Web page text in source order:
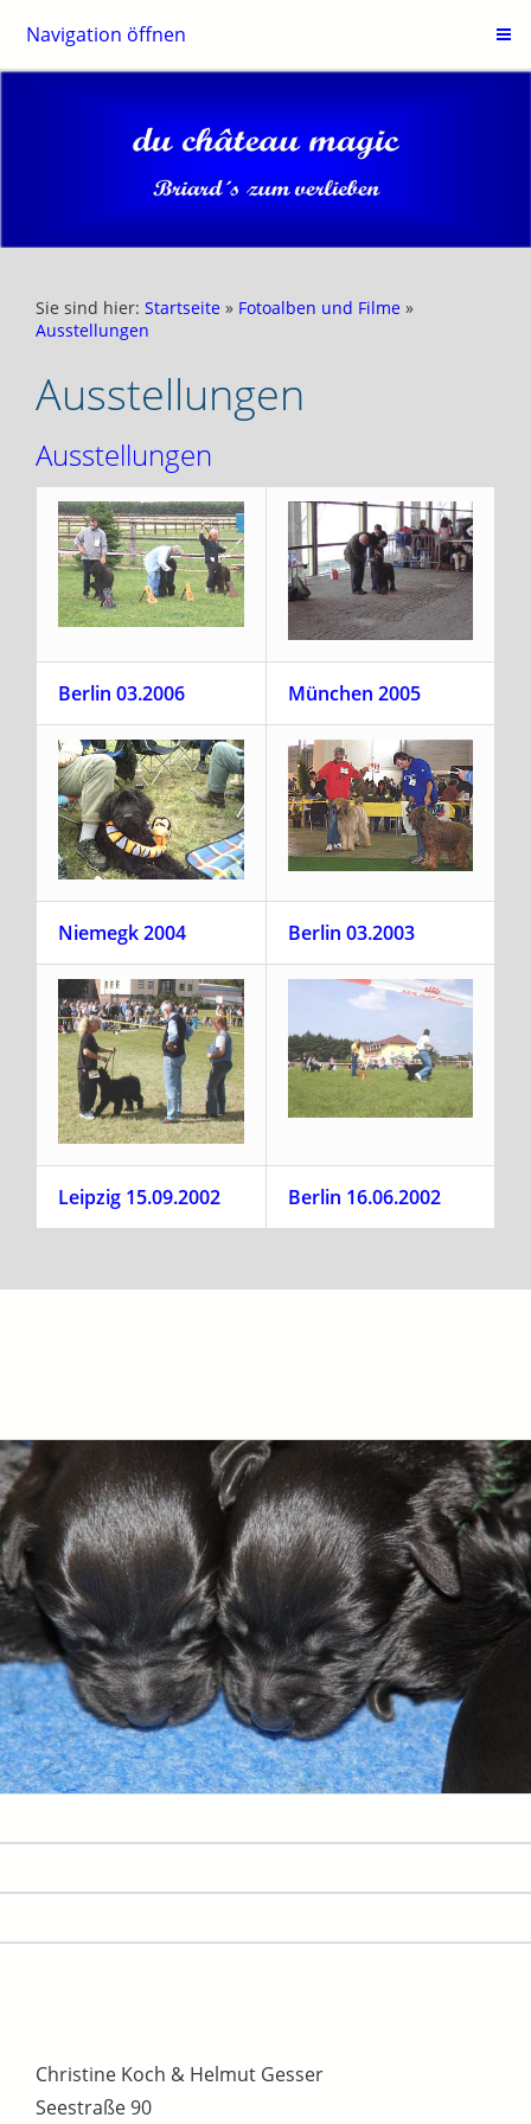
Navigation öffnen
Sie sind hier: Startseite » Fotoalben und Filme »
Ausstellungen
Ausstellungen
Ausstellungen
Berlin 03.2006 München 2005
Niemegk 2004 Berlin 03.2003
Leipzig 15.09.2002 Berlin 16.06.2002
Christine Koch & Helmut Gesser
Seestraße 90